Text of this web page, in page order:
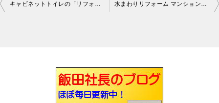
ゲ
ー
キャビネットトイレの「リフォレ」施工完了です枚方 水まわりリフォーム マンションユニットバスのセット完了です枚方